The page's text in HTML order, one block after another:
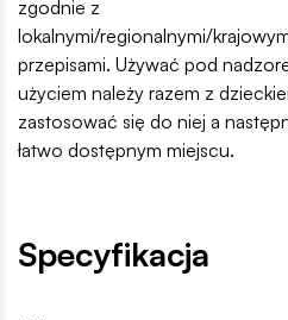
zgodnie z
lokalnymi/regionalnymi/
przepisami. Używać pod
użyciem należy razem z
zastosować się do niej a
łatwo dostępnym miejscu.
Specyfikacja